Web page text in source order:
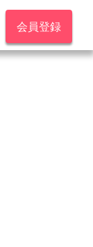
会員登録